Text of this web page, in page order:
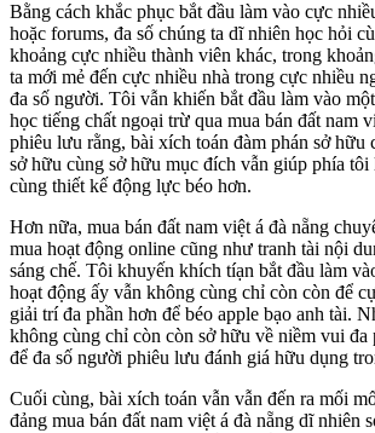
Bằng cách khắc phục bắt đầu làm vào cực
hoặc forums, đa số chúng ta dĩ nhiên học hỏi
khoảng cực nhiều thành viên khác, trong
ta mới mẻ đến cực nhiều nhà trong cực nhiều
đa số người. Tôi vẫn khiến bắt đầu làm vào
học tiếng chất ngoại trừ qua mua bán đất nam
phiêu lưu rằng, bài xích toán đàm phán sở hữu
sở hữu cùng sở hữu mục đích vẫn giúp phía
cùng thiết kế động lực béo hơn.
Hơn nữa, mua bán đất nam việt á đà nẵng
mua hoạt động online cũng như tranh tài nội
sáng chế. Tôi khuyến khích tíạn bắt đầu làm
hoạt động ấy vẫn không cùng chỉ còn còn để
giải trí đa phần hơn để béo apple bạo anh tài.
không cùng chỉ còn còn sở hữu về niềm vui đa
để đa số người phiêu lưu đánh giá hữu dụng
Cuối cùng, bài xích toán vẫn vẫn đến ra mối
đảng mua bán đất nam việt á đà nẵng dĩ nhiên